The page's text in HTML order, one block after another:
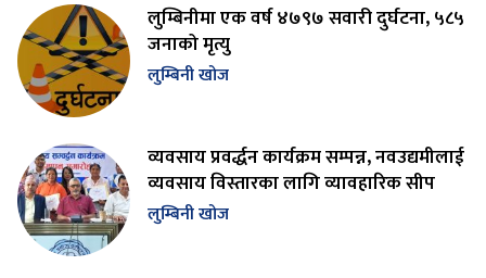
लुम्बिनीमा एक वर्ष ४७९७ सवारी दुर्घटना, ५८५
जनाको मृत्यु
लुम्बिनी खोज
व्यवसाय प्रवर्द्धन कार्यक्रम सम्पन्न, नवउद्यमीलाई
व्यवसाय विस्तारका लागि व्यावहारिक सीप
लुम्बिनी खोज